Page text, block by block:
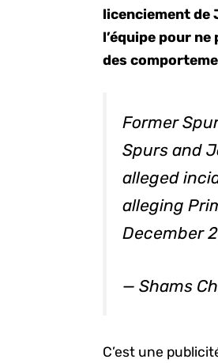
licenciement de
l’équipe pour
des
Former
Spurs and
alleged
alleging
December
— Shams
C’est une